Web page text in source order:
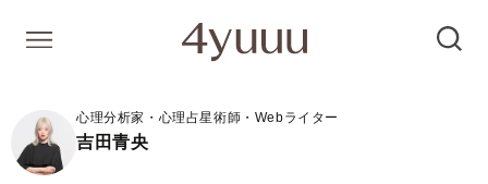
心理分析家・心理占星術師・Webライター
吉田青央